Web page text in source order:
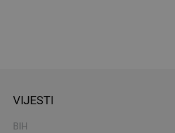
VIJESTI
BIH